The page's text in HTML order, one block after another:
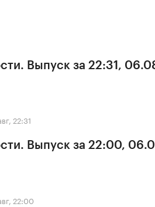
Выпуск за 22:31,
22:31
Выпуск за 22:00,
22:00